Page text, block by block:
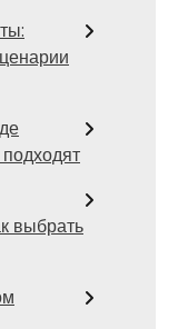
выбрать